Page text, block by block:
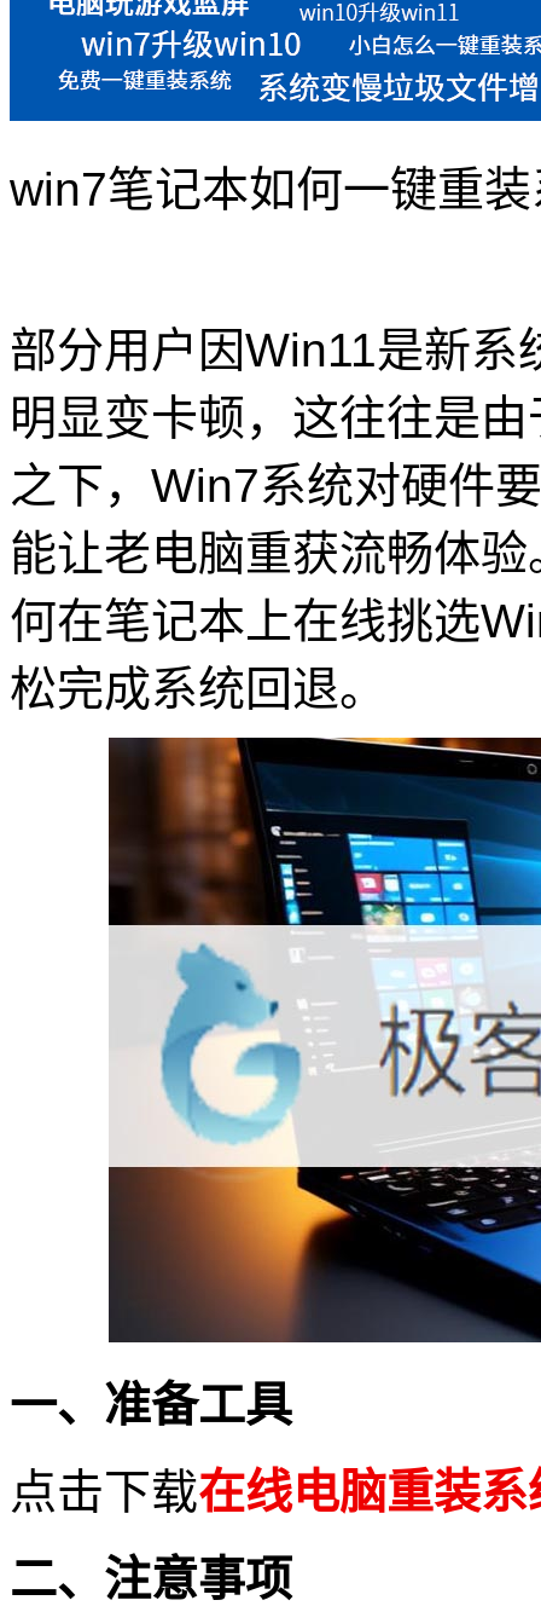
win7笔记本如何一键重
部分用户因Win11是新
明显变卡顿，这往往是
之下，Win7系统对硬件
能让老电脑重获流畅体
何在笔记本上在线挑选
松完成系统回退。
一、准备工具
点击下载在线电脑重装系
二、注意事项